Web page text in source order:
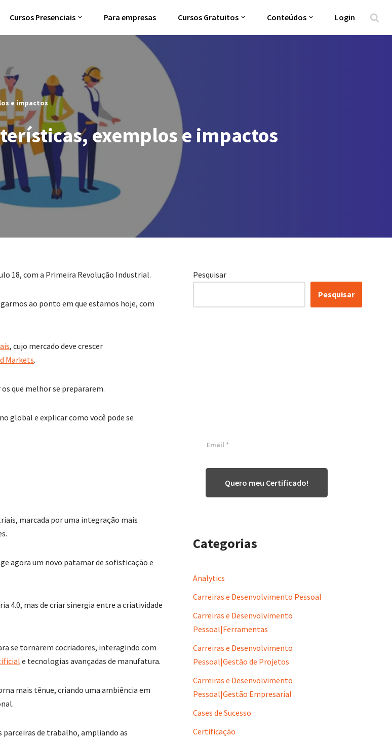
Cursos Presenciais Para empresas Cursos Gratuitos Conteúdos Login
e impactos
exemplos e impactos
18, com a Primeira Revolução Industrial.
ao ponto em que estamos hoje, com
, cujo mercado deve crescer
Markets.
que melhor se prepararem.
global e explicar como você pode se
marcada por uma integração mais
agora um novo patamar de sofisticação e
4.0, mas de criar sinergia entre a criatividade
se tornarem cocriadores, interagindo com
e tecnologias avançadas de manufatura.
mais tênue, criando uma ambiência em
parceiras de trabalho, ampliando as
Pesquisar
Pesquisar
Quero meu Certificado!
Categorias
Analytics
Carreiras e Desenvolvimento Pessoal
Carreiras e Desenvolvimento
Pessoal|Ferramentas
Carreiras e Desenvolvimento
Pessoal|Gestão de Projetos
Carreiras e Desenvolvimento
Pessoal|Gestão Empresarial
Cases de Sucesso
Certificação